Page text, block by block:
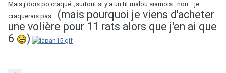
Mais j'dois po craqué..;surtout si y'a un tit malou siamois...non....je
craquerais pas... (mais pourquoi je viens d'acheter
une volière pour 11 rats alors que j'en ai que
6
)